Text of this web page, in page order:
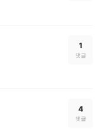
1
댓글
4
댓글